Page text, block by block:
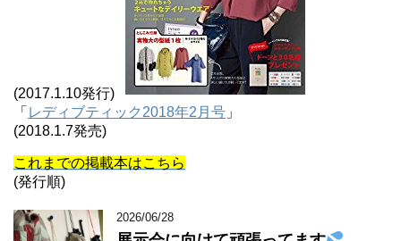
(2017.1.10発行)
「 レディブティック2018年2月号 」
(2018.1.7発売)
これまでの掲載本はこちら
(発行順)
2026/06/28